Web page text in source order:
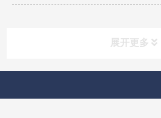
展开更多
快速导航 NAV